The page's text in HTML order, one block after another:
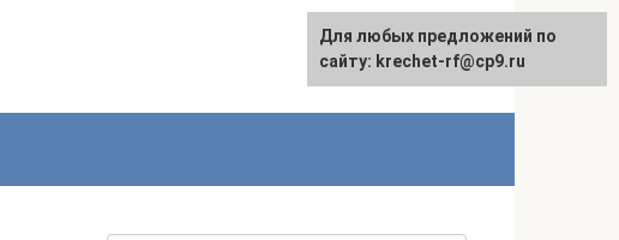
English
Для любых предложений по
сайту: krechet-rf@cp9.ru